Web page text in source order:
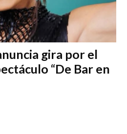
gira por el
“De Bar en